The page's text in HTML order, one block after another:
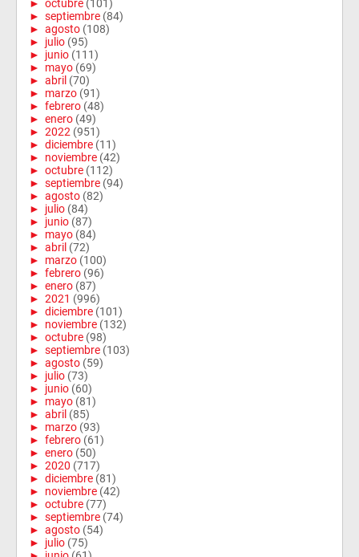
► octubre (101)
► septiembre (84)
► agosto (108)
► julio (95)
► junio (111)
► mayo (69)
► abril (70)
► marzo (91)
► febrero (48)
► enero (49)
► 2022 (951)
► diciembre (11)
► noviembre (42)
► octubre (112)
► septiembre (94)
► agosto (82)
► julio (84)
► junio (87)
► mayo (84)
► abril (72)
► marzo (100)
► febrero (96)
► enero (87)
► 2021 (996)
► diciembre (101)
► noviembre (132)
► octubre (98)
► septiembre (103)
► agosto (59)
► julio (73)
► junio (60)
► mayo (81)
► abril (85)
► marzo (93)
► febrero (61)
► enero (50)
► 2020 (717)
► diciembre (81)
► noviembre (42)
► octubre (77)
► septiembre (74)
► agosto (54)
► julio (75)